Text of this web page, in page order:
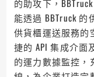
的助攻下，
能透過 BBTruck
供貨櫃運送服務的
捷的 API 集成介面
的運力數據監控，